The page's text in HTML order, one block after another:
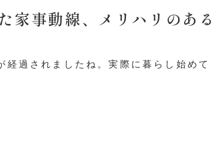
家事動線、メリハリのあ
経過されましたね。実際に暮らし始め